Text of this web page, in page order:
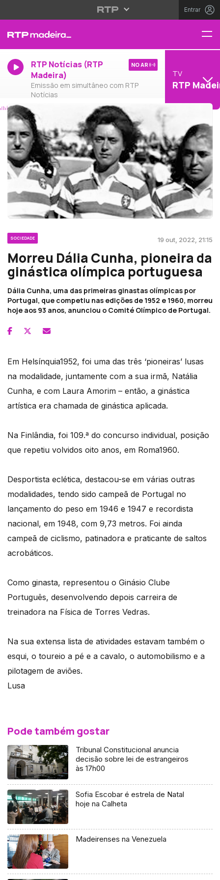
Entrar
RTP Notícias (RTP
Madeira)
Emissão em simultâneo com RTP
Notícias
NO AR
TV
RTP
SOCIEDADE 19 out, 2022, 21:15
Morreu Dália Cunha, pioneira da
ginástica olímpica portuguesa
Dália Cunha, uma das primeiras ginastas olímpicas por
Portugal, que competiu nas edições de 1952 e 1960, morreu
hoje aos 93 anos, anunciou o Comité Olímpico de Portugal.
Em Helsínquia1952, foi uma das três ‘pioneiras’ lusas
na modalidade, juntamente com a sua irmã, Natália
Cunha, e com Laura Amorim – então, a ginástica
artística era chamada de ginástica aplicada.
Na Finlândia, foi 109.ª do concurso individual, posição
que repetiu volvidos oito anos, em Roma1960.
Desportista eclética, destacou-se em várias outras
modalidades, tendo sido campeã de Portugal no
lançamento do peso em 1946 e 1947 e recordista
nacional, em 1948, com 9,73 metros. Foi ainda
campeã de ciclismo, patinadora e praticante de saltos
acrobáticos.
Como ginasta, representou o Ginásio Clube
Português, desenvolvendo depois carreira de
treinadora na Física de Torres Vedras.
Na sua extensa lista de atividades estavam também o
esqui, o toureio a pé e a cavalo, o automobilismo e a
pilotagem de aviões.
Lusa
Pode também gostar
Tribunal Constitucional anuncia
decisão sobre lei de estrangeiros
às 17h00
Sofia Escobar é estrela de Natal
hoje na Calheta
Madeirenses na Venezuela